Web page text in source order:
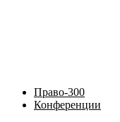
Право-300
Конференции